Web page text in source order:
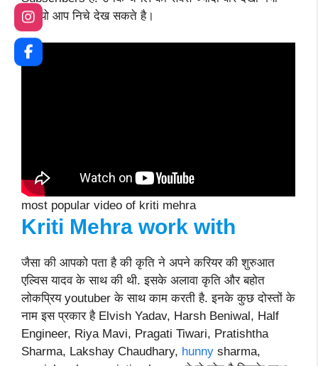
वीडियो आप निचे देख सकते है।
most popular video of kriti mehra
Kriti Mehra work with
जैसा की आपको पता है की कृति ने अपने करियर की शुरुआत
एल्विस यादव के साथ की थी. इसके अलावा कृति और बहोत
लोकप्रिय youtuber के साथ काम करती है. इनके कुछ दोस्तों के
नाम इस प्रकार है Elvish Yadav, Harsh Beniwal, Half
Engineer, Riya Mavi, Pragati Tiwari, Pratishtha
Sharma, Lakshay Chaudhary, hunny sharma,